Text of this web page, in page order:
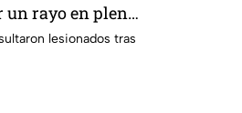
un rayo en pleno
lesionados tras